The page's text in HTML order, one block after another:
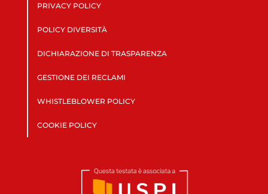
PRIVACY POLICY
POLICY DIVERSITÀ
DICHIARAZIONE DI TRASPARENZA
GESTIONE DEI RECLAMI
WHISTLEBLOWER POLICY
COOKIE POLICY